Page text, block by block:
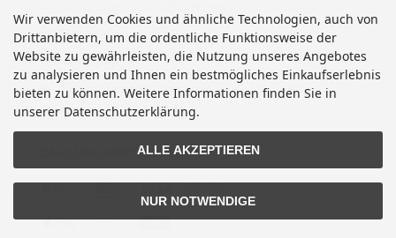
Gutscheine
Abholung
Versandhinweis Checkout
ZAHLUNGSMETHODEN
Wir verwenden Cookies und ähnliche Technologien, auch von
Drittanbietern, um die ordentliche Funktionsweise der
Website zu gewährleisten, die Nutzung unseres Angebotes
zu analysieren und Ihnen ein bestmögliches Einkaufserlebnis
bieten zu können. Weitere Informationen finden Sie in
unserer Datenschutzerklärung.
ALLE AKZEPTIEREN
NUR NOTWENDIGE